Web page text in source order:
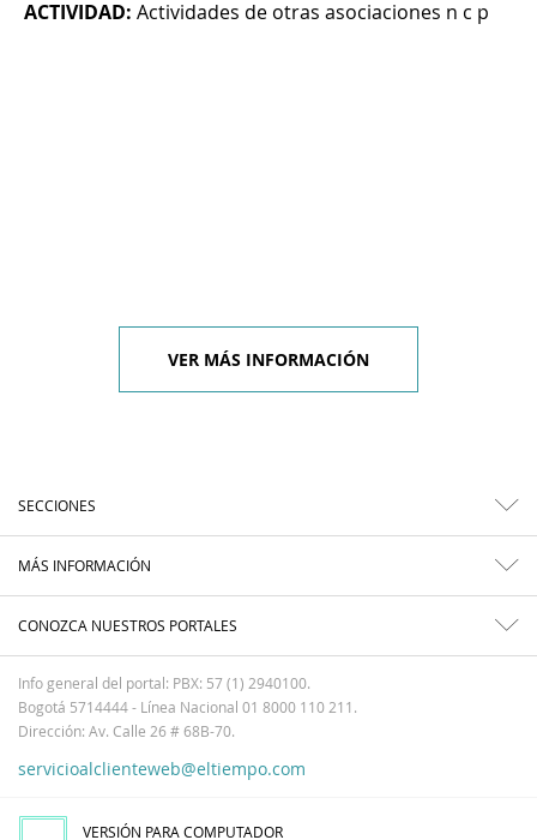
ACTIVIDAD: Actividades de otras asociaciones n c p
VER MÁS INFORMACIÓN
SECCIONES
MÁS INFORMACIÓN
CONOZCA NUESTROS PORTALES
Info general del portal: PBX: 57 (1) 2940100.
Bogotá 5714444 - Línea Nacional 01 8000 110 211.
Dirección: Av. Calle 26 # 68B-70.
servicioalclienteweb@eltiempo.com
VERSIÓN PARA COMPUTADOR